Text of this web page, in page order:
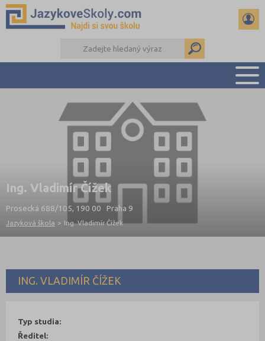
PŘEHLED ŠKOL
PŘÍPRAVA NA ZKOUŠKY A K MATURITĚ
RADY A ČLÁNKY
KONTAKTY
DALŠÍ DRUHY ŠKOL
Ing. Vladimír Čížek
Prosecká 688/105, 190 00 Praha 9
Jazyková škola > Ing. Vladimír Čížek
ING. VLADIMÍR ČÍŽEK
Typ studia:
Ředitel: